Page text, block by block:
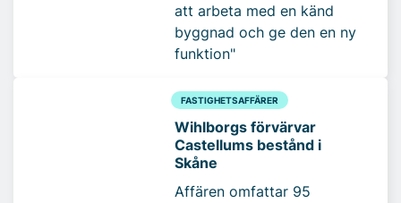
att arbeta med en känd
byggnad och ge den en ny
funktion"
FASTIGHETSAFFÄRER
Wihlborgs förvärvar
Castellums bestånd i
Skåne
Affären omfattar 95